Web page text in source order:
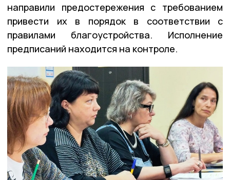
направили предостережения с требованием
привести их в порядок в соответствии с
правилами благоустройства. Исполнение
предписаний находится на контроле.